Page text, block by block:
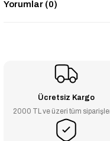
Yorumlar (0)
Ücretsiz Kargo
2000 TL ve üzeri tüm